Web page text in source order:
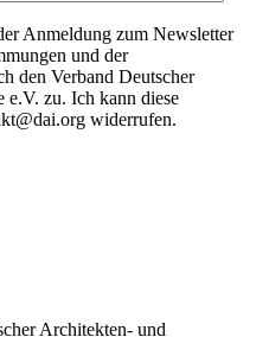
Anmeldung zum Newsletter
und der
den Verband Deutscher
e.V. zu. Ich kann diese
widerrufen.
Architekten- und